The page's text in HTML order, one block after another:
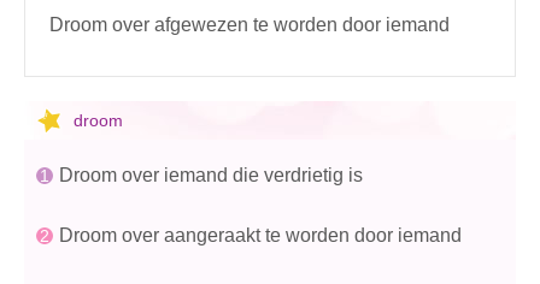
Droom over afgewezen te worden door iemand
droom
Droom over iemand die verdrietig is
Droom over aangeraakt te worden door iemand